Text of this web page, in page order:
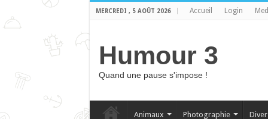
MERCREDI , 5 AOÛT 2026 Accueil Login
Humour 3
Quand une pause s'impose !
Animaux Photographie